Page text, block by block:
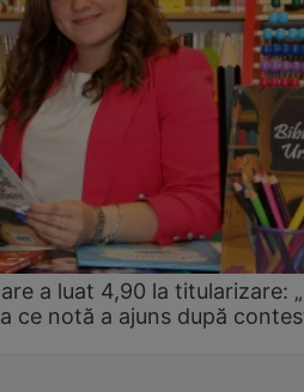
a luat 4,90 la titularizare:
ce notă a ajuns după